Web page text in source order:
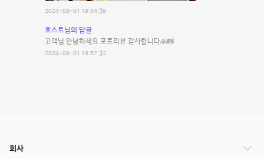
2024-08-01 19:54:39
호스트님의 답글
고객님 안녕하세요 포토리뷰 감사합니다🙏📸
2024-08-01 19:57:32
회사